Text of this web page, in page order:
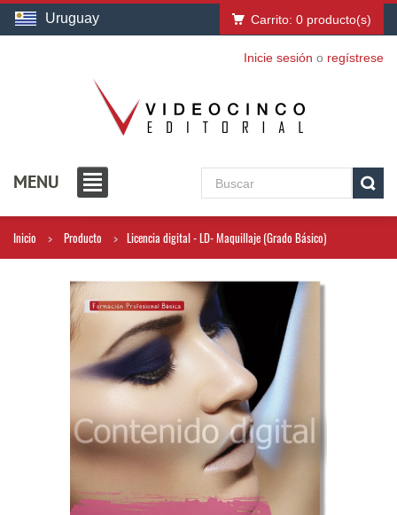
Uruguay Carrito: 0 producto(s)
Inicie sesión o regístrese
MENU
Inicio Producto Licencia digital - LD- Maquillaje (Grado Básico)